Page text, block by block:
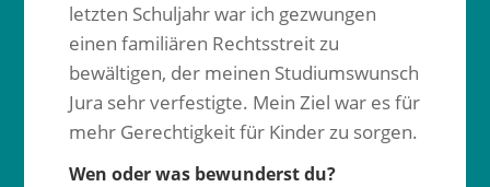
letzten Schuljahr war ich gezwungen
einen familiären Rechtsstreit zu
bewältigen, der meinen Studiumswunsch
Jura sehr verfestigte. Mein Ziel war es für
mehr Gerechtigkeit für Kinder zu sorgen.
Wen oder was bewunderst du?